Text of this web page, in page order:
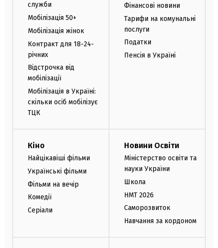
служби
Мобілізація 50+
Мобілізація жінок
Контракт для 18-24-
річних
Відстрочка від
мобілізації
Мобілізація в Україні:
скільки осіб мобілізує
ТЦК
Фінансові новини
Тарифи на комунальні
послуги
Податки
Пенсія в Україні
Кіно
Найцікавіші фільми
Українські фільми
Фільми на вечір
Комедії
Серіали
Новини Освіти
Міністерство освіти та
науки України
Школа
НМТ 2026
Саморозвиток
Навчання за кордоном